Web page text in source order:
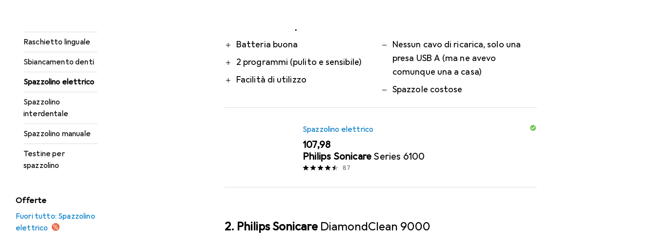
Raschietto linguale
Sbiancamento denti
Spazzolino elettrico
Spazzolino
interdentale
Spazzolino manuale
Testine per
spazzolino
Offerte
Fuori tutto: Spazzolino
elettrico
ProBatteria buona
2 programmi (pulito e sensibile)
Facilità di utilizzo
Contro
Nessun cavo di ricarica, solo una
presa USB A (ma ne avevo
comunque una a casa)
Spazzole costose
Spazzolino elettrico
EUR
107,98
Philips Sonicare Series 6100
87
2. Philips Sonicare DiamondClean 9000